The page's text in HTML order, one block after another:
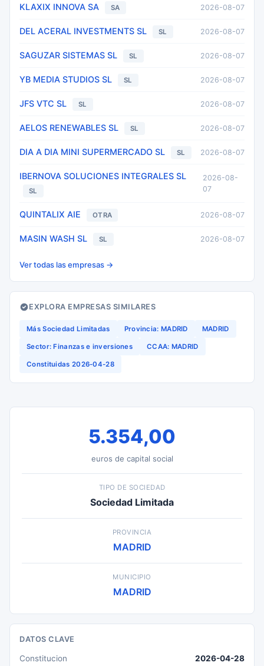
KLAXIX INNOVA SA SA 2026-08-07
DEL ACERAL INVESTMENTS SL SL 2026-08-07
SAGUZAR SISTEMAS SL SL 2026-08-07
YB MEDIA STUDIOS SL SL 2026-08-07
JFS VTC SL SL 2026-08-07
AELOS RENEWABLES SL SL 2026-08-07
DIA A DIA MINI SUPERMERCADO SL SL 2026-08-07
IBERNOVA SOLUCIONES INTEGRALES SL
SL
2026-08-
07
QUINTALIX AIE OTRA 2026-08-07
MASIN WASH SL SL 2026-08-07
Ver todas las empresas →
EXPLORA EMPRESAS SIMILARES
Más Sociedad Limitadas Provincia: MADRID MADRID
Sector: Finanzas e inversiones CCAA: MADRID
Constituidas 2026-04-28
5.354,00
euros de capital social
TIPO DE SOCIEDAD
Sociedad Limitada
PROVINCIA
MADRID
MUNICIPIO
MADRID
DATOS CLAVE
Constitucion 2026-04-28